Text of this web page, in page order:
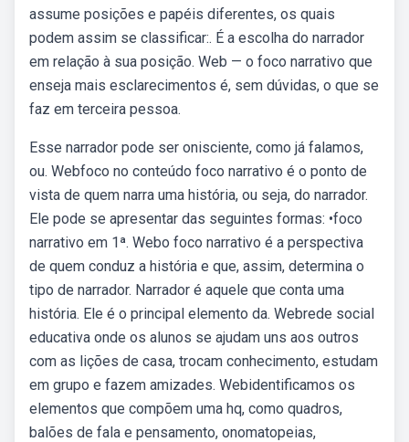
assume posições e papéis diferentes, os quais
podem assim se classificar:. É a escolha do narrador
em relação à sua posição. Web — o foco narrativo que
enseja mais esclarecimentos é, sem dúvidas, o que se
faz em terceira pessoa.
Esse narrador pode ser onisciente, como já falamos,
ou. Webfoco no conteúdo foco narrativo é o ponto de
vista de quem narra uma história, ou seja, do narrador.
Ele pode se apresentar das seguintes formas: •foco
narrativo em 1ª. Webo foco narrativo é a perspectiva
de quem conduz a história e que, assim, determina o
tipo de narrador. Narrador é aquele que conta uma
história. Ele é o principal elemento da. Webrede social
educativa onde os alunos se ajudam uns aos outros
com as lições de casa, trocam conhecimento, estudam
em grupo e fazem amizades. Webidentificamos os
elementos que compõem uma hq, como quadros,
balões de fala e pensamento, onomatopeias,